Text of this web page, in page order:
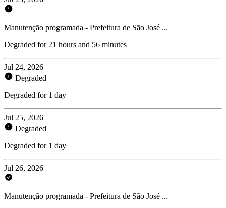
Manutenção programada - Prefeitura de São José ...
Degraded for 21 hours and 56 minutes
Jul 24, 2026
Degraded
Degraded for 1 day
Jul 25, 2026
Degraded
Degraded for 1 day
Jul 26, 2026
Manutenção programada - Prefeitura de São José ...